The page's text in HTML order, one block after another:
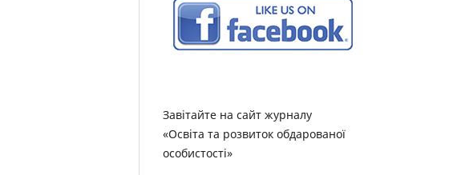
Завітайте на сайт журналу
«Освіта та розвиток обдарованої
особистості»